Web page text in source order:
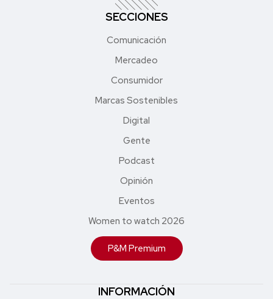
SECCIONES
Comunicación
Mercadeo
Consumidor
Marcas Sostenibles
Digital
Gente
Podcast
Opinión
Eventos
Women to watch 2026
P&M Premium
INFORMACIÓN